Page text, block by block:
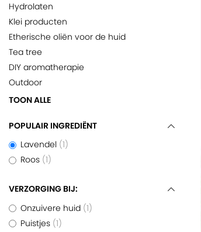
Hydrolaten
Klei producten
Etherische oliën voor de huid
Tea tree
DIY aromatherapie
Outdoor
TOON ALLE
POPULAIR INGREDIËNT
Lavendel 1
Roos 1
VERZORGING BIJ:
Onzuivere huid 1
Puistjes 1